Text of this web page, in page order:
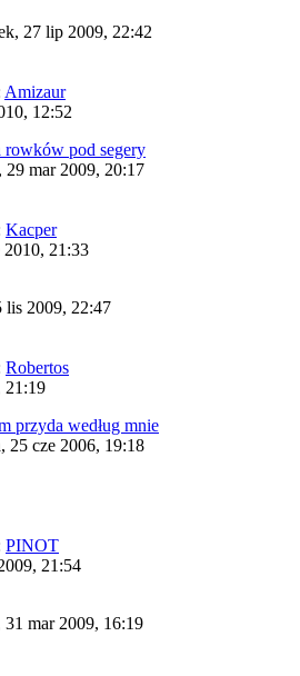
27 lip 2009, 22:42
Amizaur
12:52
rowków pod segery
29 mar 2009, 20:17
Kacper
21:33
lis 2009, 22:47
Robertos
21:19
przyda według mnie
25 cze 2006, 19:18
PINOT
21:54
mar 2009, 16:19